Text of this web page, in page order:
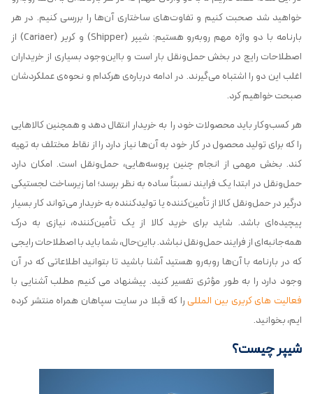
خواهید شد صحبت کنیم و تفاوت‌های ساختاری آن‌ها را بررسی کنیم. در هر
بارنامه با دو واژه مهم روبه‌رو هستیم: شیپر (Shipper) و کریر (Cariaer) از
اصطلاحات رایج در بخش حمل‌ونقل بار است و بااین‌وجود بسیاری از خریداران
اغلب این دو را اشتباه می‌گیرند. در ادامه درباره‌ی هرکدام و نحوه‌ی عملکردشان
صبحت خواهیم کرد.
هر کسب‌وکار باید محصولات خود را به خریدار انتقال دهد و همچنین کالاهایی
را که برای تولید محصول در کار خود به آن‌ها نیاز دارد را از نقاط مختلف به تهیه
کند. بخش مهمی از انجام چنین پروسه‌هایی، حمل‌ونقل است. امکان دارد
حمل‌ونقل در ابتدا یک فرایند نسبتاً ساده به نظر برسد؛ اما زیرساخت لجستیکی
درگیر در حمل‌ونقل کالا از تأمین‌کننده یا تولیدکننده به خریدار می‌تواند کار بسیار
پیچیده‌ای باشد. شاید برای خرید کالا از یک تأمین‌کننده، نیازی به درک
همه‌جانبه‌ای از فرایند حمل‌ونقل نباشد. بااین‌حال، شما باید با اصطلاحات رایجی
که در بارنامه با آن‌ها روبه‌رو هستید آشنا باشید تا بتوانید اطلاعاتی که در آن
وجود دارد را به طور مؤثری تفسیر کنید. پیشنهاد می کنیم مطلب آشنایی با
فعالیت های کریری بین المللیرا که قبلا در سایت سپاهان همراه منتشر کرده
ایم، بخوانید.
شیپر چیست؟